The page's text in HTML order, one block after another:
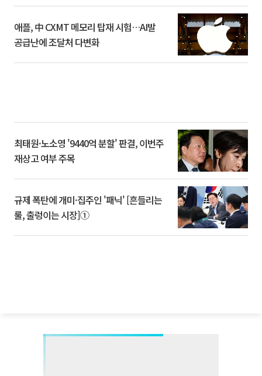
애플, 中 CXMT 메모리 탑재 시험…AI발
공급난에 조달처 다변화
최태원·노소영 '9440억 분할' 판결, 이번주
재상고 여부 주목
규제 폭탄에 개미·집주인 '패닉' [흔들리는
룰, 출렁이는 시장]①